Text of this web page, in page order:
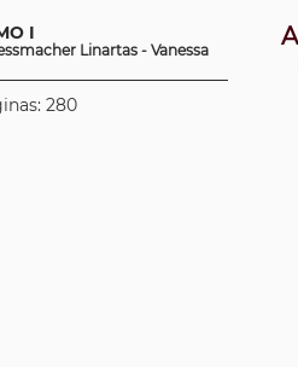
I
Linartas - Vanessa
280